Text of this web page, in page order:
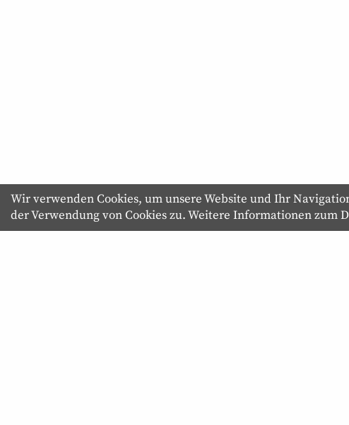
Wir verwenden Cookies, um unsere Website und Ihr
der Verwendung von Cookies zu. Weitere Informationen zum